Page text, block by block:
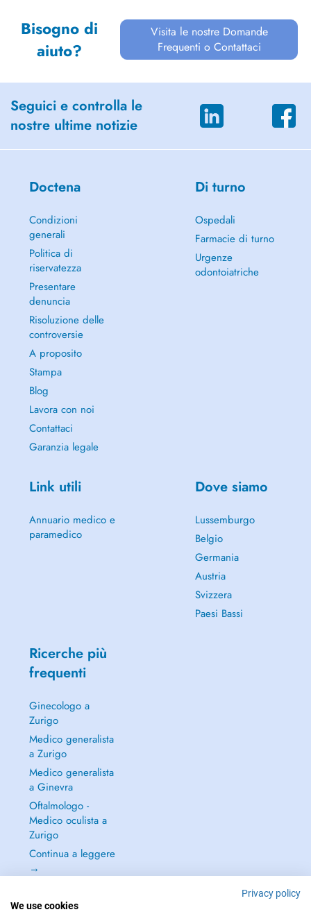
Bisogno di
aiuto?
Visita le nostre Domande
Frequenti o Contattaci
Seguici e controlla le
nostre ultime notizie
Doctena
Condizioni
generali
Politica di
riservatezza
Presentare
denuncia
Risoluzione delle
controversie
A proposito
Stampa
Blog
Lavora con noi
Contattaci
Garanzia legale
Di turno
Ospedali
Farmacie di turno
Urgenze
odontoiatriche
Link utili
Annuario medico e
paramedico
Dove siamo
Lussemburgo
Belgio
Germania
Austria
Svizzera
Paesi Bassi
Ricerche più
frequenti
Ginecologo a
Zurigo
Medico generalista
a Zurigo
Medico generalista
a Ginevra
Oftalmologo -
Medico oculista a
Zurigo
Continua a leggere
→
Privacy policy
We use cookies